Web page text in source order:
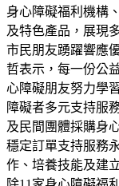
身心障礙福利機構
及特色產品，展現
市民朋友踴躍響應
哲表示，每一份公
心障礙朋友努力學
障礙者多元支持服
及民間團體採購身
穩定訂單支持服務
作、培養技能及建